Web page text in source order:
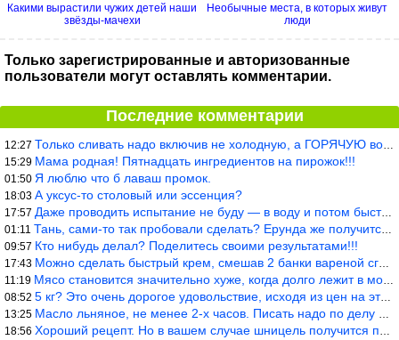
Какими вырастили чужих детей наши
звёзды-мачехи
Необычные места, в которых живут
люди
Только зарегистрированные и авторизованные
пользователи могут оставлять комментарии.
Последние комментарии
12:27 Только сливать надо включив не холодную, а ГОРЯЧУЮ воду. Трубы в
15:29 Мама родная! Пятнадцать ингредиентов на пирожок!!!
01:50 Я люблю что б лаваш промок.
18:03 А уксус-то столовый или эссенция?
17:57 Даже проводить испытание не буду — в воду и потом быстро в раска
01:11 Тань, сами-то так пробовали сделать? Ерунда же получится. Нет, с
09:57 Кто нибудь делал? Поделитесь своими результатами!!!
17:43 Можно сделать быстрый крем, смешав 2 банки вареной сгущенки со с
11:19 Мясо становится значительно хуже, когда долго лежит в морозилке
08:52 5 кг? Это очень дорогое удовольствие, исходя из цен на эту ягоду
13:25 Масло льняное, не менее 2-х часов. Писать надо по делу и подробн
18:56 Хороший рецепт. Но в вашем случае шницель получится парено-варен